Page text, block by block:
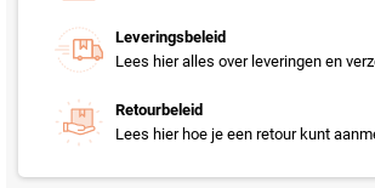
Leveringsbeleid
Lees hier alles over leveringen en
Retourbeleid
Lees hier hoe je een retour kunt